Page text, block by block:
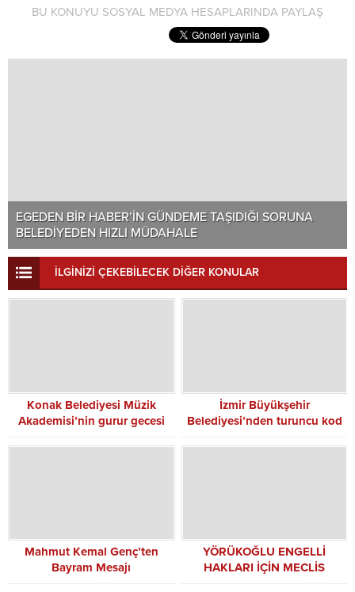
BU KONUYU SOSYAL MEDYA HESAPLARINDA PAYLAŞ
EGEDEN BİR HABER’İN GÜNDEME TAŞIDIĞI SORUNA
BELEDİYEDEN HIZLI MÜDAHALE
İLGİNİZİ ÇEKEBİLECEK DİĞER KONULAR
Konak Belediyesi Müzik
Akademisi’nin gurur gecesi
İzmir Büyükşehir
Belediyesi’nden turuncu kod
alarmı: Kriz masası devrede,
Mahmut Kemal Genç’ten
Bayram Mesajı
YÖRÜKOĞLU ENGELLİ
HAKLARI İÇİN MECLİS
YOLUNDA